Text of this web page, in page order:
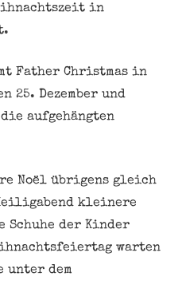
in
Father Christmas in
25. Dezember und
aufgehängten
Noël übrigens gleich
kleinere
Schuhe der Kinder
warten
unter dem